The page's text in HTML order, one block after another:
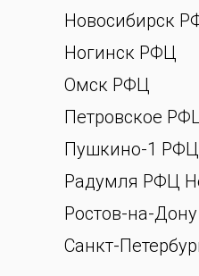
Новосибирск
Ногинск РФЦ
Омск РФЦ
Петровское
Пушкино-1 РФЦ
Радумля РФЦ
Ростов-на-
Санкт-